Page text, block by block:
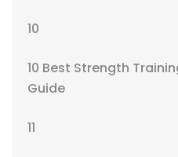
10
10 Best Strength
Guide
11